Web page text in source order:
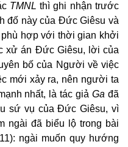
TMNL thì ghi nhận trước
đố này của Đức Giêsu và
hợp với thời gian khởi
xử án Đức Giêsu, lời của
bố của Người về việc
mới xảy ra, nên người ta
nhất, là tác giảGa đã
sứ vụ của Đức Giêsu, vì
ngài đã biểu lộ trong bài
ngài muốn quy hướng